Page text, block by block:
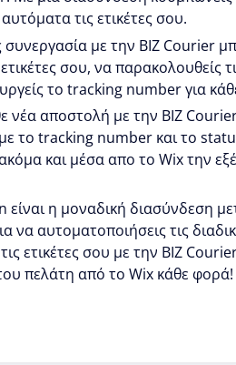
τις ετικέτες σου.
συνεργασία με την BIZ Courier
ετικέτες σου, να
το tracking number για
νέα αποστολή με την BIZ
το tracking number και το
και μέσα απο το Wix την
είναι η μοναδική διασύνδεση
να αυτοματοποιήσεις τις
ετικέτες σου με την BIZ
πελάτη από το Wix κάθε φορά!